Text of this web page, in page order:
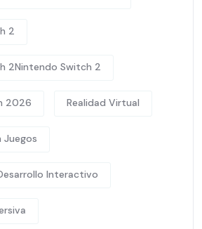
2
2Nintendo Switch 2
2026 Realidad Virtual
Juegos
Interactivo